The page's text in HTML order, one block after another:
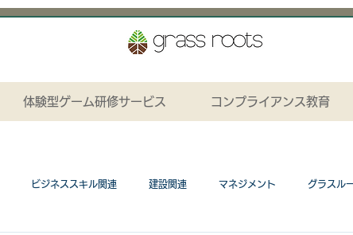
体験型ゲーム研修サービス コンプライアンス教育
ビジネススキル関連 建設関連 マネジメント グラスル